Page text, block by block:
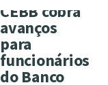
CEBB cobra
avanços
para
funcionários
do Banco